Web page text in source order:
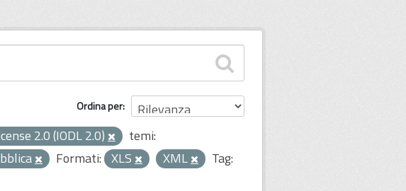
Ordina per
2.0 (IODL 2.0)
temi:
Formati: XLS XML
Tag: